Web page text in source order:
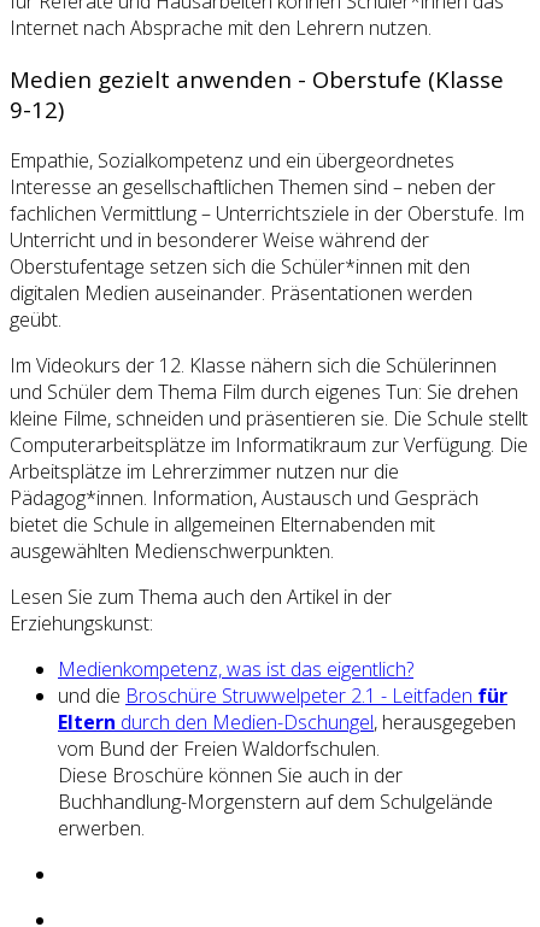
Internet nach Absprache mit den Lehrern nutzen.
Medien gezielt anwenden - Oberstufe (Klasse
9-12)
Empathie, Sozialkompetenz und ein übergeordnetes
Interesse an gesellschaftlichen Themen sind – neben der
fachlichen Vermittlung – Unterrichtsziele in der Oberstufe. Im
Unterricht und in besonderer Weise während der
Oberstufentage setzen sich die Schüler*innen mit den
digitalen Medien auseinander. Präsentationen werden
geübt.
Im Videokurs der 12. Klasse nähern sich die Schülerinnen
und Schüler dem Thema Film durch eigenes Tun: Sie drehen
kleine Filme, schneiden und präsentieren sie. Die Schule stellt
Computerarbeitsplätze im Informatikraum zur Verfügung. Die
Arbeitsplätze im Lehrerzimmer nutzen nur die
Pädagog*innen. Information, Austausch und Gespräch
bietet die Schule in allgemeinen Elternabenden mit
ausgewählten Medienschwerpunkten.
Lesen Sie zum Thema auch den Artikel in der
Erziehungskunst:
Medienkompetenz, was ist das eigentlich?
und die Broschüre Struwwelpeter 2.1 - Leitfaden für
Eltern durch den Medien-Dschungel, herausgegeben
vom Bund der Freien Waldorfschulen.
Diese Broschüre können Sie auch in der
Buchhandlung-Morgenstern auf dem Schulgelände
erwerben.